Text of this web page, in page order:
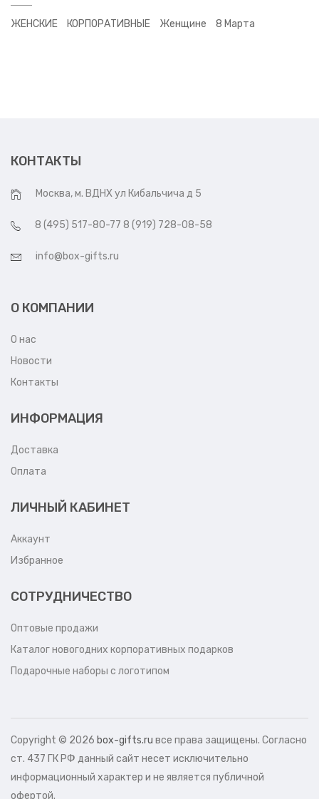
ЖЕНСКИЕ КОРПОРАТИВНЫЕ Женщине 8 Марта
КОНТАКТЫ
Москва, м. ВДНХ ул Кибальчича д 5
8 (495) 517-80-77 8 (919) 728-08-58
info@box-gifts.ru
О КОМПАНИИ
О нас
Новости
Контакты
ИНФОРМАЦИЯ
Доставка
Оплата
ЛИЧНЫЙ КАБИНЕТ
Аккаунт
Избранное
СОТРУДНИЧЕСТВО
Оптовые продажи
Каталог новогодних корпоративных подарков
Подарочные наборы с логотипом
Copyright © 2026 box-gifts.ru все права защищены. Согласно
ст. 437 ГК РФ данный сайт несет исключительно
информационный характер и не является публичной
офертой.